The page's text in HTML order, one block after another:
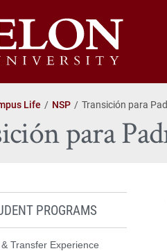
Life NSP Transición para
para
PROGRAMS
Transfer Experience